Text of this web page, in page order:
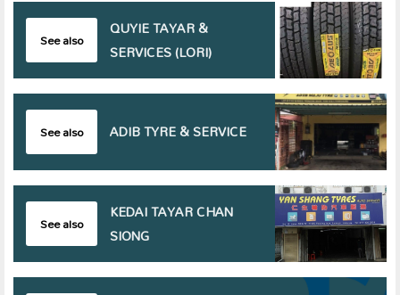
See also
QUYIE TAYAR &
SERVICES (LORI)
See also ADIB TYRE & SERVICE
See also
KEDAI TAYAR CHAN
SIONG